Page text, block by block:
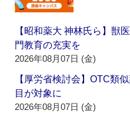
【昭和薬大 神林氏ら】獣
門教育の充実を
2026年08月07日 (金)
【厚労省検討会】OTC類
目が対象に
2026年08月07日 (金)